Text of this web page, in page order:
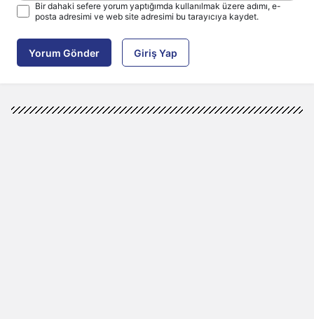
Bir dahaki sefere yorum yaptığımda kullanılmak üzere adımı, e-
posta adresimi ve web site adresimi bu tarayıcıya kaydet.
Yorum Gönder Giriş Yap